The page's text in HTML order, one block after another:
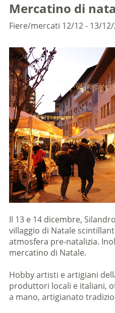
Mercatino di
Fiere/mercati 12/12 - 13/
Il 13 e 14 dicembre,
villaggio di Natale
atmosfera pre-natalizia.
mercatino di Natale.
Hobby artisti e artigiani
produttori locali e italiani,
a mano, artigianato